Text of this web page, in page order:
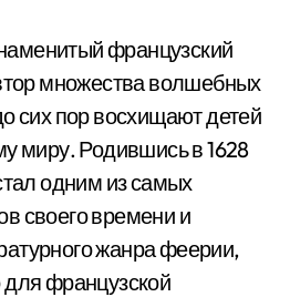
французский
множества волшебных
сих пор восхищают детей
миру. Родившись в 1628
одним из самых
своего времени и
жанра феерии,
для французской